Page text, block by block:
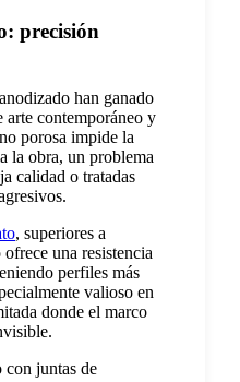
precisión
han ganado
arte contemporáneo y
porosa impide la
la obra, un problema
calidad o tratadas
, superiores a
una resistencia
perfiles más
valioso en
donde el marco
con juntas de